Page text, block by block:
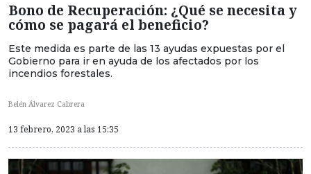
Bono de Recuperación: ¿Qué se necesita y
cómo se pagará el beneficio?
Este medida es parte de las 13 ayudas expuestas por el
Gobierno para ir en ayuda de los afectados por los
incendios forestales.
Belén Álvarez Cabrera
13 febrero, 2023 a las 15:35